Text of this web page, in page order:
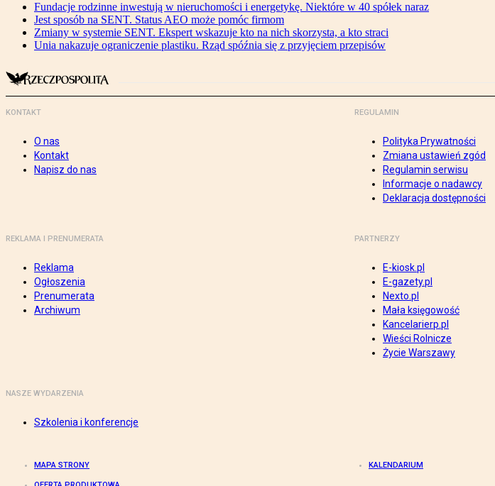
Fundacje rodzinne inwestują w nieruchomości i energetykę. Niektóre w 40 spółek naraz
Jest sposób na SENT. Status AEO może pomóc firmom
Zmiany w systemie SENT. Ekspert wskazuje kto na nich skorzysta, a kto straci
Unia nakazuje ograniczenie plastiku. Rząd spóźnia się z przyjęciem przepisów
KONTAKT
O nas
Kontakt
Napisz do nas
REGULAMIN
Polityka Prywatności
Zmiana ustawień zgód
Regulamin serwisu
Informacje o nadawcy
Deklaracja dostępności
REKLAMA I PRENUMERATA
Reklama
Ogłoszenia
Prenumerata
Archiwum
PARTNERZY
E-kiosk.pl
E-gazety.pl
Nexto.pl
Mała księgowość
Kancelarierp.pl
Wieści Rolnicze
Życie Warszawy
NASZE WYDARZENIA
Szkolenia i konferencje
MAPA STRONY KALENDARIUM